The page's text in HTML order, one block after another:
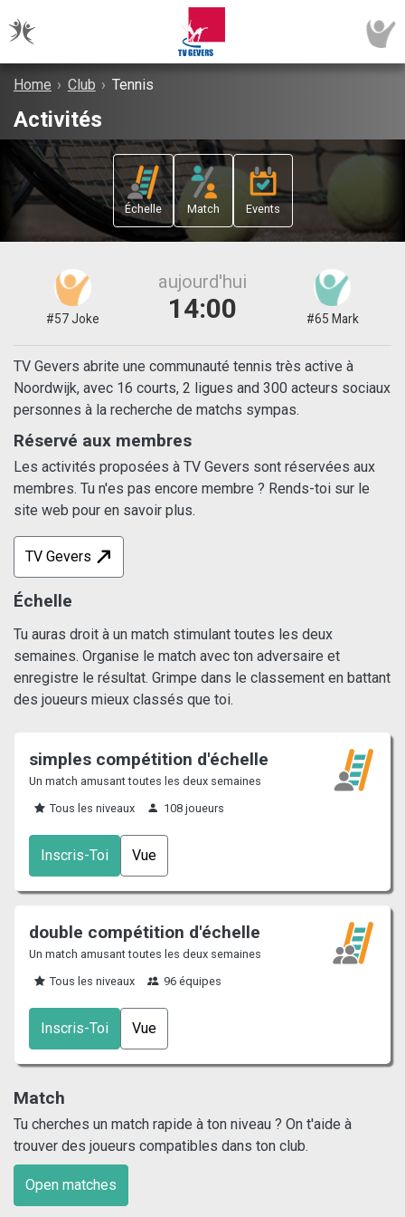
Home › Club › Tennis
Activités
Échelle Match Events
#57 Joke
aujourd'hui
14:00 #65 Mark
TV Gevers abrite une communauté tennis très active à
Noordwijk, avec 16 courts, 2 ligues and 300 acteurs sociaux
personnes à la recherche de matchs sympas.
Réservé aux membres
Les activités proposées à TV Gevers sont réservées aux
membres. Tu n'es pas encore membre ? Rends-toi sur le
site web pour en savoir plus.
TV Gevers
Échelle
Tu auras droit à un match stimulant toutes les deux
semaines. Organise le match avec ton adversaire et
enregistre le résultat. Grimpe dans le classement en battant
des joueurs mieux classés que toi.
simples compétition d'échelle
Un match amusant toutes les deux semaines
Tous les niveaux
108 joueurs
Inscris-Toi Vue
double compétition d'échelle
Un match amusant toutes les deux semaines
Tous les niveaux
96 équipes
Inscris-Toi Vue
Match
Tu cherches un match rapide à ton niveau ? On t'aide à
trouver des joueurs compatibles dans ton club.
Open matches